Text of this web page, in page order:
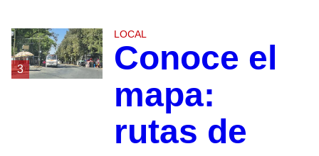
3
LOCAL
Conoce el
mapa:
rutas de